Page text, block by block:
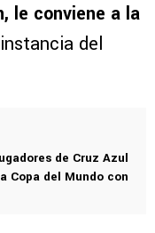
le conviene a la
del
de Cruz Azul
Copa del Mundo con